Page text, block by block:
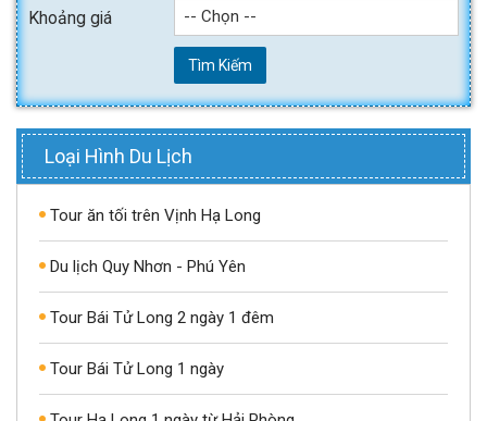
Khoảng giá -- Chọn --
Tìm Kiếm
Loại Hình Du Lịch
Tour ăn tối trên Vịnh Hạ Long
Du lịch Quy Nhơn - Phú Yên
Tour Bái Tử Long 2 ngày 1 đêm
Tour Bái Tử Long 1 ngày